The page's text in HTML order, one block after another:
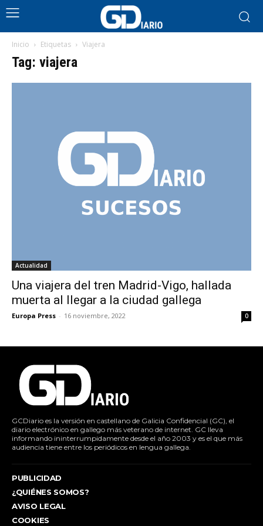
Inicio Etiquetas Viajera
Tag: viajera
Actualidad
Una viajera del tren Madrid-Vigo, hallada
muerta al llegar a la ciudad gallega
Europa Press - 16 noviembre, 2022 0
GCDiario es la versión en castellano de Galicia Confidencial (GC), el
diario electrónico en gallego más veterano de internet. GC lleva
informando ininterrumpidamente desde el año 2003 y es el que más
audiencia tiene entre los periódicos en lengua gallega.
PUBLICIDAD
¿QUIÉNES SOMOS?
AVISO LEGAL
COOKIES